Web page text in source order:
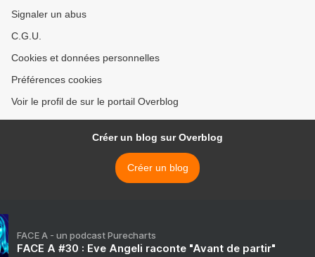
Signaler un abus
C.G.U.
Cookies et données personnelles
Préférences cookies
Voir le profil de sur le portail Overblog
Créer un blog sur Overblog
Créer un blog
FACE A - un podcast Purecharts
FACE A #30 : Eve Angeli raconte "Avant de partir"